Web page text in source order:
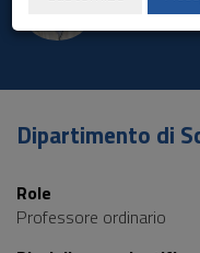
to
Go
Footer
Dipartimento di
Role
Professore ordinario